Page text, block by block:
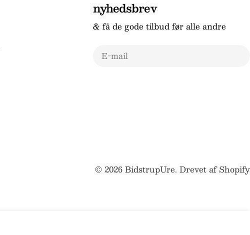
nyhedsbrev
& få de gode tilbud før alle andre
E-
© 2026BidstrupUre. Drevet af Shopify